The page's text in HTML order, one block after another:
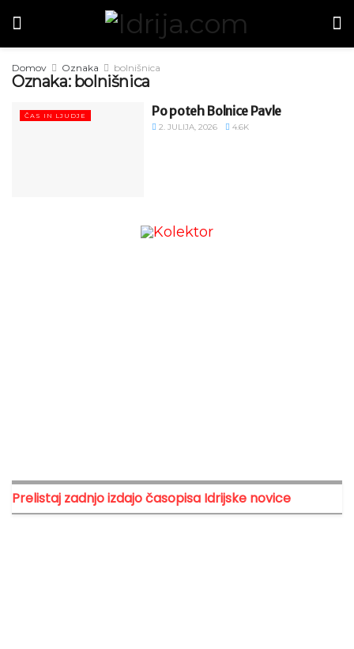
Domov Oznaka bolnišnica
Oznaka: bolnišnica
ČAS IN LJUDJE Po poteh Bolnice Pavle
2. JULIJA, 2026 4.6K
Prelistaj zadnjo izdajo časopisa Idrijske novice